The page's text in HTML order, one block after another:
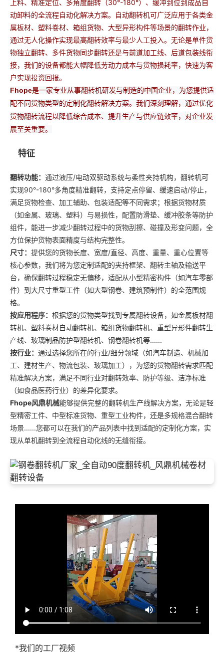
上料、精准定位、多角度翻转（30°-180°）、缓冲到位到成品自
动卸料的全流程自动化解决方案。自动翻转机可广泛应用于各类金
属板材、塑料卷材、箱组货物、大型异形构件等场景的翻转作业，
通过无人化操作实现最高翻转效率与最少人工投入。无论是单件货
物独立翻转、多件货物同步翻转还是与前道加工线、后道包装线衔
接，我们的设备都能大幅降低劳动力成本与货物损耗率，快速为客
户实现投资回报。
Fhope是一家专业从事翻转机研发与制造的中国企业，为您提供适
配不同货物类型的定制化翻转解决方案。 我们深刻理解，通过优化
货物翻转流程以降低综合成本、提升生产与供应链效率，对企业发
展至关重要。
特征
翻转功能： 通过液压/电动双驱动系统与柔性夹持机构，翻转机可
实现90°-180°多角度精准翻转，支持定点停留、缓速启动/停止，
满足货物检查、加工辅助、包装适配等不同需求；根据货物材质
（如金属、玻璃、塑料）与易损性，配置防滑垫、缓冲胶条等防护
组件，能进一步减少翻转过程中的货物刮擦、碰撞及形变问题，全
方位保护货物表面精度与结构完整性。
尺寸： 提供您的货物长度、宽度/直径、高度、重量、重心位置等
核心参数，我们将为您定制适配的夹持框架、翻转主轴及输送平
台，确保翻转过程稳定无偏移，适配从小型精密构件（如汽车零部
件）到大尺寸重型工件（如大型钢卷、建筑预制件）的全范围规
格。
按应用程序： 根据您的货物类型找到专属翻转设备，如金属板材翻
转机、塑料卷材自动翻转机、箱组货物翻转机、重型异形件翻转生
产线、玻璃制品防护型翻转机、钢卷翻转机等......
按行业： 通过选择您所在的行业/细分领域（如汽车制造、机械加
工、建材生产、物流包装、玻璃加工），为您的货物翻转需求匹配
精准解决方案，满足不同行业对翻转效率、防护等级、洁净标准
（如食品医药行业）的差异化要求。
Fhope风鼎机械能够提供完整的翻转机生产线解决方案，无论是轻
型精密工件、中型标准货物、重型工业构件，还是多规格混合翻转
场景......您都可以在我们的产品列表中找到适配的定制化方案，实
现从单机翻转到全流程自动化线的无缝衔接。
*我们的工厂视频